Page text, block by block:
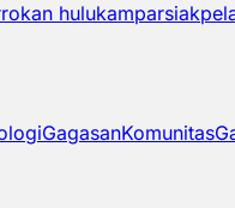
rokan hulukamparsiak
GagasanKomunitas